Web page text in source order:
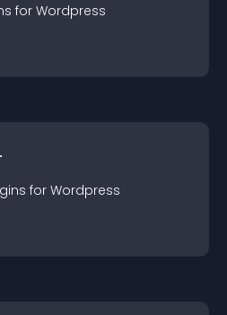
s for Wordpress
s for Wordpress